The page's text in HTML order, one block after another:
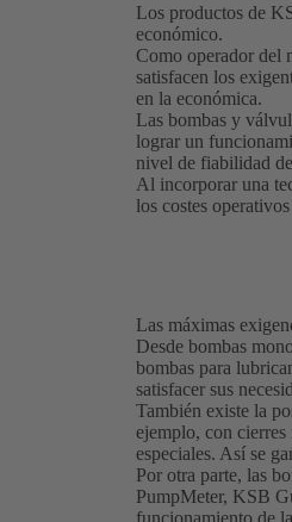
Los productos de
económico.
Como operador del
satisfacen los
en la económica.
Las bombas y
lograr un
nivel de fiabilidad
Al incorporar una
los costes
Las máximas
Desde bombas
bombas para
satisfacer sus
También existe la
ejemplo, con cierres
especiales. Así se
Por otra parte, las
PumpMeter, KSB
funcionamiento de